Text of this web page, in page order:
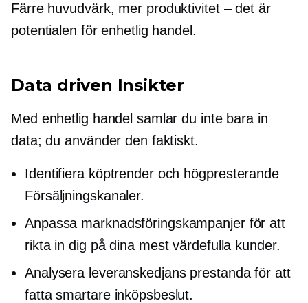
Färre huvudvärk, mer produktivitet – det är
potentialen för enhetlig handel.
Data driven Insikter
Med enhetlig handel samlar du inte bara in
data; du använder den faktiskt.
Identifiera köptrender och högpresterande
Försäljningskanaler.
Anpassa marknadsföringskampanjer för att
rikta in dig på dina mest värdefulla kunder.
Analysera leveranskedjans prestanda för att
fatta smartare inköpsbeslut.